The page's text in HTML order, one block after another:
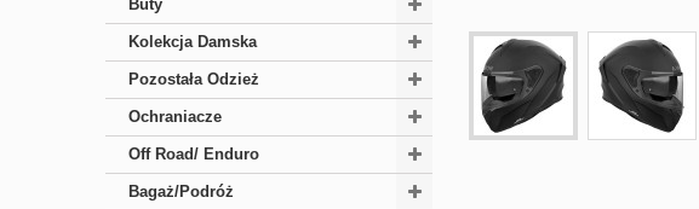
Buty
Kolekcja Damska
Pozostała Odzież
Ochraniacze
Off Road/ Enduro
Bagaż/Podróż